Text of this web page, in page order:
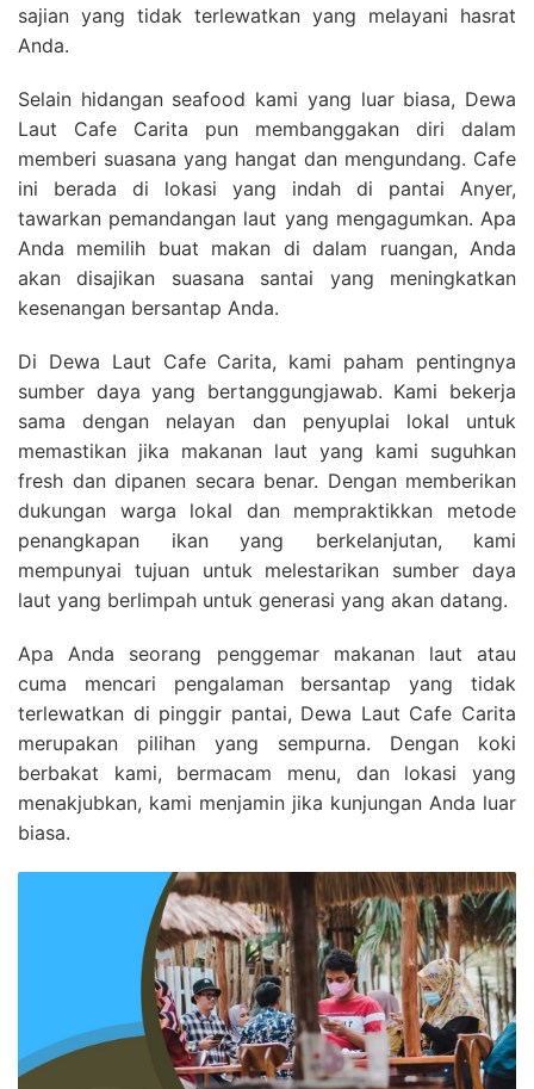
sajian yang tidak terlewatkan yang melayani hasrat
Anda.
Selain hidangan seafood kami yang luar biasa, Dewa
Laut Cafe Carita pun membanggakan diri dalam
memberi suasana yang hangat dan mengundang. Cafe
ini berada di lokasi yang indah di pantai Anyer,
tawarkan pemandangan laut yang mengagumkan. Apa
Anda memilih buat makan di dalam ruangan, Anda
akan disajikan suasana santai yang meningkatkan
kesenangan bersantap Anda.
Di Dewa Laut Cafe Carita, kami paham pentingnya
sumber daya yang bertanggungjawab. Kami bekerja
sama dengan nelayan dan penyuplai lokal untuk
memastikan jika makanan laut yang kami suguhkan
fresh dan dipanen secara benar. Dengan memberikan
dukungan warga lokal dan mempraktikkan metode
penangkapan ikan yang berkelanjutan, kami
mempunyai tujuan untuk melestarikan sumber daya
laut yang berlimpah untuk generasi yang akan datang.
Apa Anda seorang penggemar makanan laut atau
cuma mencari pengalaman bersantap yang tidak
terlewatkan di pinggir pantai, Dewa Laut Cafe Carita
merupakan pilihan yang sempurna. Dengan koki
berbakat kami, bermacam menu, dan lokasi yang
menakjubkan, kami menjamin jika kunjungan Anda luar
biasa.